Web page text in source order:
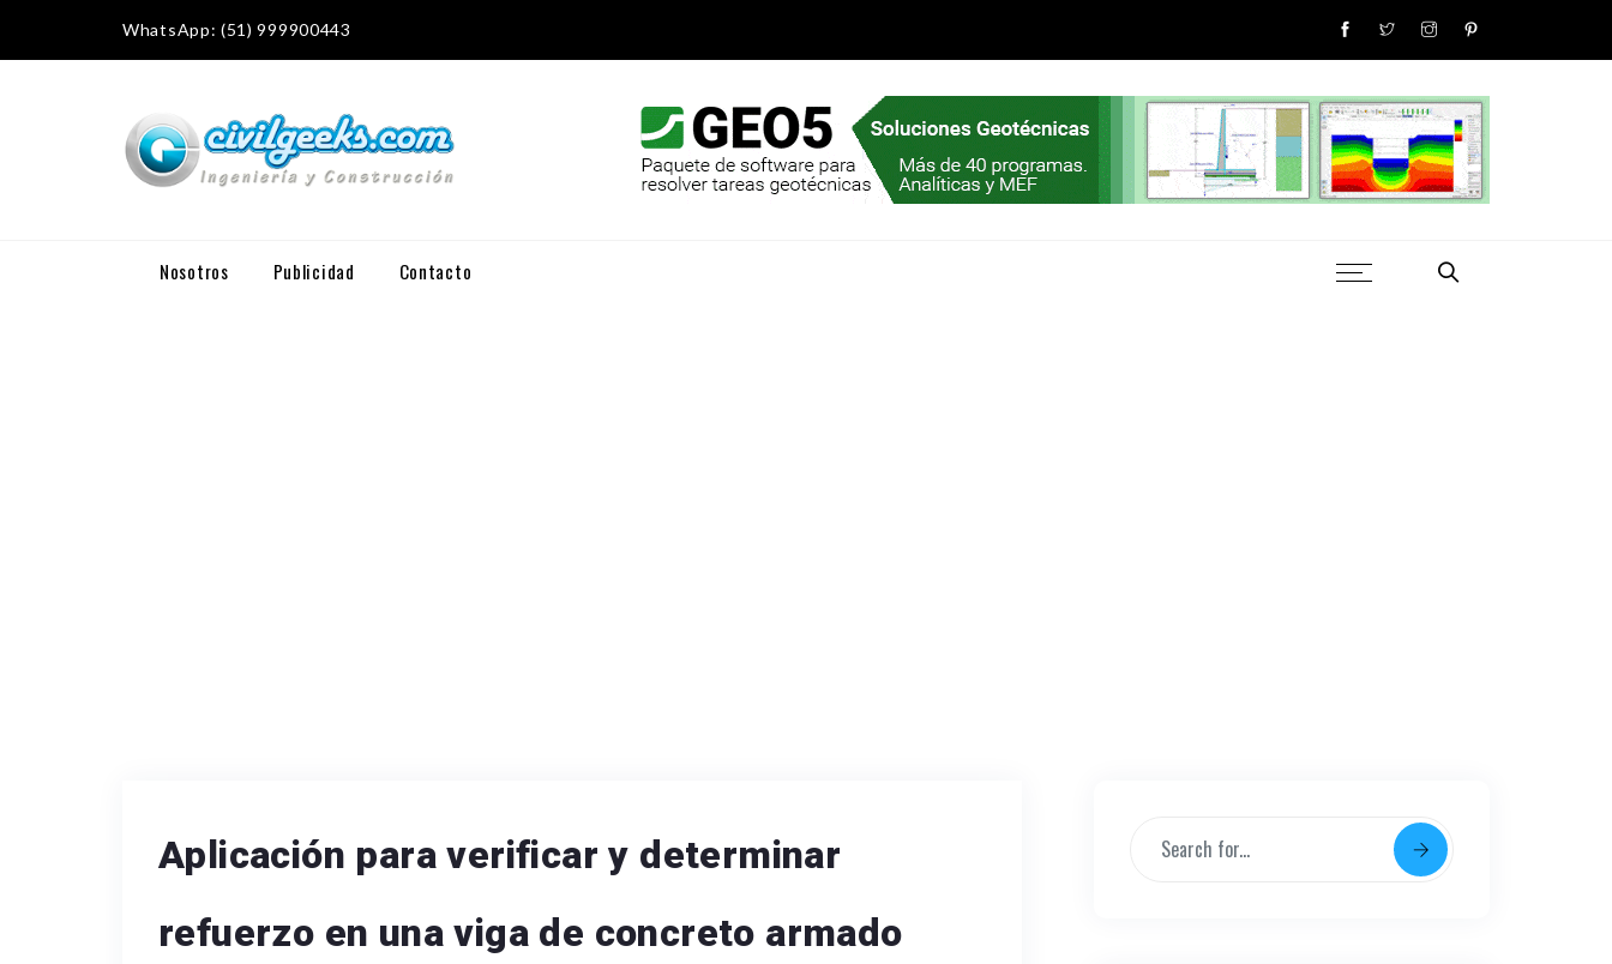
WhatsApp: (51) 999900443
Nosotros Publicidad Contacto
Aplicación para verificar y determinar
refuerzo en una viga de concreto armado